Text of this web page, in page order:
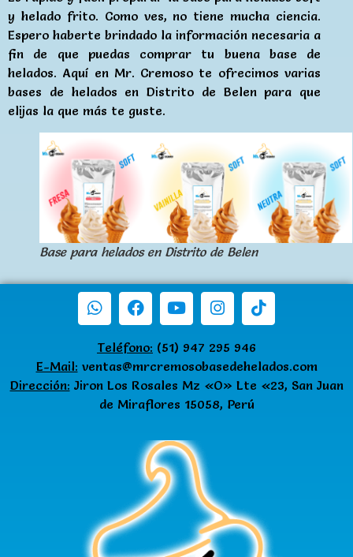
y helado frito. Como ves, no tiene mucha ciencia.
Espero haberte brindado la información necesaria a
fin de que puedas comprar tu buena base de
helados. Aquí en Mr. Cremoso te ofrecimos varias
bases de helados en Distrito de Belen para que
elijas la que más te guste.
Base para helados en Distrito de Belen
Teléfono: (51) 947 295 946
E-Mail: ventas@mrcremosobasedehelados.com
Dirección: Jiron Los Rosales Mz «O» Lte «23, San Juan
de Miraflores 15058, Perú